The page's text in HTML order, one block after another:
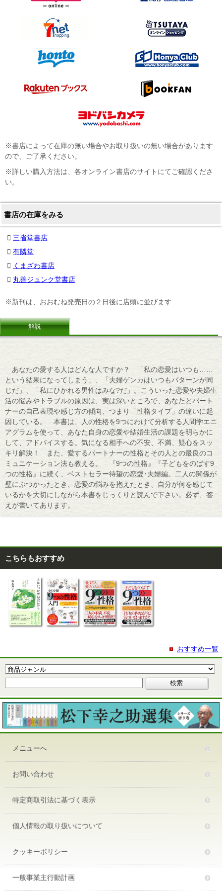
※書店によって在庫の無い場合やお取り扱いの無い場合があります
ので、ご了承ください。
※詳しい購入方法は、各オンライン書店のサイトにてご確認くださ
い。
書店の在庫をみる
三省堂書店
有隣堂
くまざわ書店
丸善ジュンク堂書店
※新刊は、おおむね発売日の２日後に店頭に並びます
解説
あなたの愛する人はどんな人ですか？ 「私の恋愛はいつも……
という結果になってしまう」、「夫婦ゲンカはいつもパターンが同
じだ」、「私にひかれる男性はみな?だ」。こういった恋愛や夫婦生
活の悩みやトラブルの原因は、実は深いところで、あなたとパート
ナーの自己表現や感じ方の傾向、つまり「性格タイプ」の違いに起
因している。 本書は、人の性格を9つにわけて分析する人間学エニ
アグラムを使って、あなた自身の恋愛や結婚生活の課題を明らかに
して、アドバイスする。気になる相手への不安、不満、疑心をスッ
キリ解決！ また、愛するパートナーの性格とその人との最良のコ
ミュニケーション法も教える。 『9つの性格』『子どもをのばす9
つの性格』に続く、ベストセラー待望の恋愛･夫婦編。二人の関係が
壁にぶつかったとき、恋愛の悩みを抱えたとき、自分が何を感じて
いるかを大切にしながら本書をじっくりと読んで下さい。必ず、答
えが書いてあります。
こちらもおすすめ
おすすめ一覧
メニューへ
お問い合わせ
特定商取引法に基づく表示
個人情報の取り扱いについて
クッキーポリシー
一般事業主行動計画